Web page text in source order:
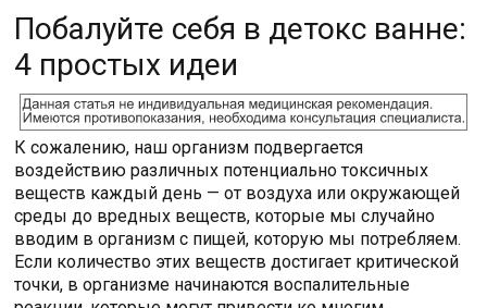
Побалуйте себя в детокс ванне:
4 простых идеи
К сожалению, наш организм подвергается
воздействию различных потенциально токсичных
веществ каждый день — от воздуха или окружающей
среды до вредных веществ, которые мы случайно
вводим в организм с пищей, которую мы потребляем.
Если количество этих веществ достигает критической
точки, в организме начинаются воспалительные